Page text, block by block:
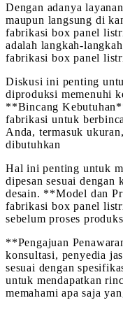
Dengan adanya
maupun langsung di
fabrikasi box panel
adalah langkah-
fabrikasi box panel
Diskusi ini penting
diproduksi memenuhi
**Bincang
fabrikasi untuk
Anda, termasuk
dibutuhkan
Hal ini penting untuk
dipesan sesuai dengan
desain. **Model dan
fabrikasi box panel
sebelum proses
**Pengajuan
konsultasi, penyedia
sesuai dengan
untuk mendapatkan
memahami apa saja